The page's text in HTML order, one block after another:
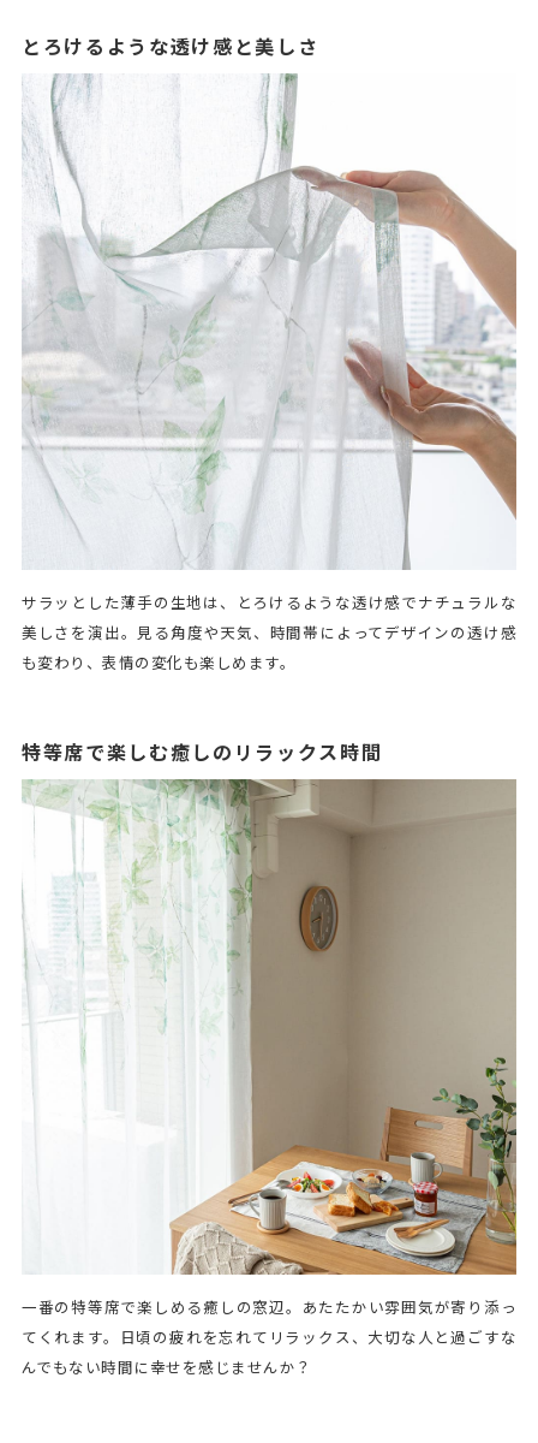
とろけるような透け感と美しさ
サラッとした薄手の生地は、とろけるような透け感でナチュラルな
美しさを演出。見る角度や天気、時間帯によってデザインの透け感
も変わり、表情の変化も楽しめます。
特等席で楽しむ癒しのリラックス時間
一番の特等席で楽しめる癒しの窓辺。あたたかい雰囲気が寄り添っ
てくれます。日頃の疲れを忘れてリラックス、大切な人と過ごすな
んでもない時間に幸せを感じませんか？